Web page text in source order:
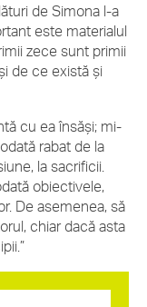
de Simona l-a
este materialul
zece sunt primii
de ce există și
cu ea însăși; mi-
rabat de la
la sacrificii.
obiectivele,
De asemenea, să
chiar dacă asta